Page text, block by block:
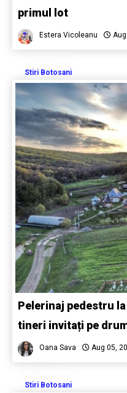
primul lot
Estera Vicoleanu
Stiri Botosani
Pelerinaj pedestru
tineri invitați pe
Oana Sava Aug 05,
Stiri Botosani